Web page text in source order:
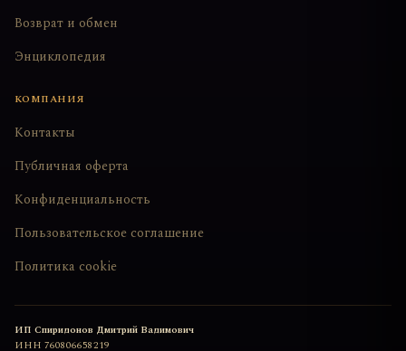
Возврат и обмен
Энциклопедия
КОМПАНИЯ
Контакты
Публичная оферта
Конфиденциальность
Пользовательское соглашение
Политика cookie
ИП Спиридонов Дмитрий Вадимович
ИНН 760806658219